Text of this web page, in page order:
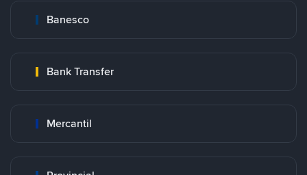
Banesco
Bank Transfer
Mercantil